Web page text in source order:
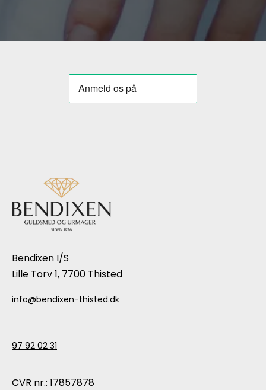
Bendixen I/S
Lille Torv 1, 7700 Thisted
info@bendixen-thisted.dk
97 92 02 31
CVR nr.: 17857878